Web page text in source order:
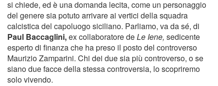
si chiede, ed è una domanda lecita, come un personaggio
del genere sia potuto arrivare ai vertici della squadra
calcistica del capoluogo siciliano. Parliamo, va da sé, di
Paul Baccaglini,ex collaboratore deLe Iene, sedicente
esperto di finanza che ha preso il posto del controverso
Maurizio Zamparini. Chi dei due sia più controverso, o se
siano due facce della stessa controversia, lo scopriremo
solo vivendo.